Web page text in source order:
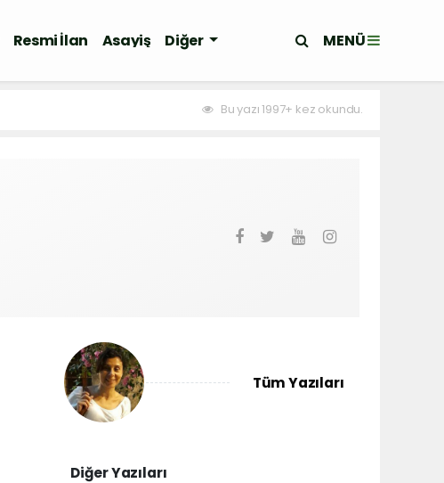
Resmi İlan Asayiş Diğer MENÜ
Bu yazı 1997+ kez okundu.
Tüm Yazıları
Diğer Yazıları